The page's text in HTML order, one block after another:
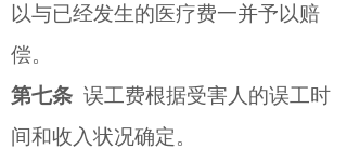
以与已经发生的医疗费一并予以赔
偿。
第七条 误工费根据受害人的误工时
间和收入状况确定。